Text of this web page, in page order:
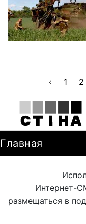
‹ 1 2
Главная
Интернет-
размещаться в